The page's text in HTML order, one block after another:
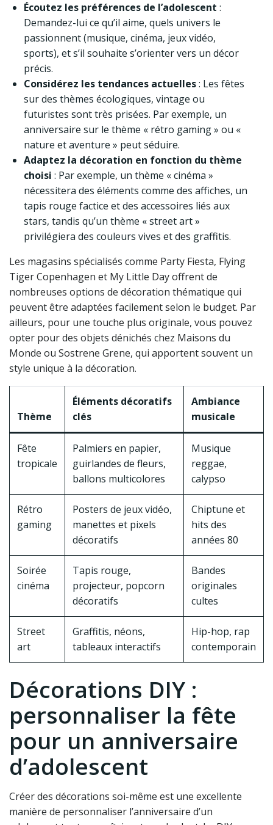
Écoutez les préférences de l’adolescent :
Demandez-lui ce qu’il aime, quels univers le
passionnent (musique, cinéma, jeux vidéo,
sports), et s’il souhaite s’orienter vers un décor
précis.
Considérez les tendances actuelles: Les fêtes
sur des thèmes écologiques, vintage ou
futuristes sont très prisées. Par exemple, un
anniversaire sur le thème « rétro gaming » ou «
nature et aventure » peut séduire.
Adaptez la décoration en fonction du thème
choisi : Par exemple, un thème « cinéma »
nécessitera des éléments comme des affiches, un
tapis rouge factice et des accessoires liés aux
stars, tandis qu’un thème « street art »
privilégiera des couleurs vives et des graffitis.
Les magasins spécialisés comme Party Fiesta, Flying
Tiger Copenhagen et My Little Day offrent de
nombreuses options de décoration thématique qui
peuvent être adaptées facilement selon le budget. Par
ailleurs, pour une touche plus originale, vous pouvez
opter pour des objets dénichés chez Maisons du
Monde ou Sostrene Grene, qui apportent souvent un
style unique à la décoration.
Thème
Éléments décoratifs
clés
Ambiance
musicale
Fête
tropicale
Palmiers en papier,
guirlandes de fleurs,
ballons multicolores
Musique
reggae,
calypso
Rétro
gaming
Posters de jeux vidéo,
manettes et pixels
décoratifs
Chiptune et
hits des
années 80
Soirée
cinéma
Tapis rouge,
projecteur, popcorn
décoratifs
Bandes
originales
cultes
Street
art
Graffitis, néons,
tableaux interactifs
Hip-hop, rap
contemporain
Décorations DIY :
personnaliser la fête
pour un anniversaire
d’adolescent
Créer des décorations soi-même est une excellente
manière de personnaliser l’anniversaire d’un